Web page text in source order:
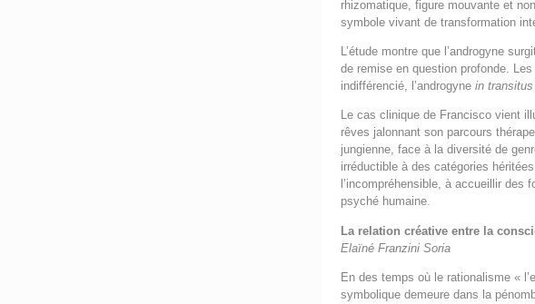
rhizomatique, figure mouvante et
symbole vivant de transformation
L’étude montre que l’androgyne
de remise en question profonde.
indifférencié, l’androgynein transitus
Le cas clinique de Francisco vient
rêves jalonnant son parcours
jungienne, face à la diversité de
irréductible à des catégories
l’incompréhensible, à accueillir
psyché humaine.
La relation créative entre la
Elaïné Franzini Soria
En des temps où le rationalisme «
symbolique demeure dans la